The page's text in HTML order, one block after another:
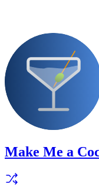
Make Me a